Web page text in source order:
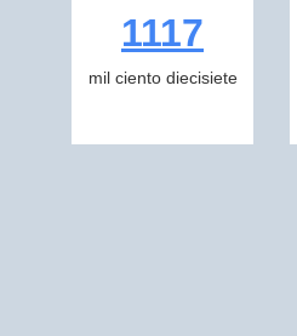
1117
mil ciento diecisiete